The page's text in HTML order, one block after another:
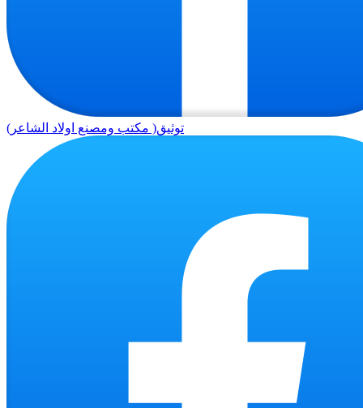
توثيق( مكتب ومصنع اولاد الشاعر)